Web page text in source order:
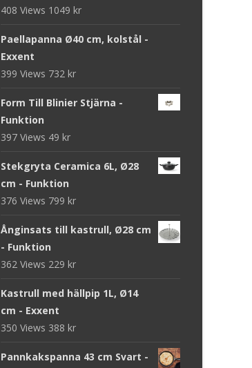
408 Views 1049 kr
Paellapanna Ø40 cm, kolstål -
Exxent
399 Views 732 kr
Form Till Blinier Stjärna -
Funktion
397 Views 49 kr
Stekgryta Ceramica 6L, Ø28
cm - Funktion
376 Views 799 kr
Ånginsats till kastrull, Ø28 cm
- Funktion
362 Views 229 kr
Kastrull med hällpip 1L, Ø14
cm - Exxent
350 Views 388 kr
Pannkakspanna 43 cm Svart -